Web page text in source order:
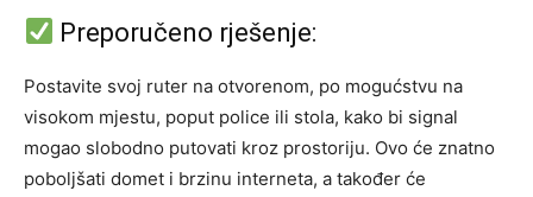
Preporučeno rješenje:
Postavite svoj ruter na otvorenom, po mogućstvu na
visokom mjestu, poput police ili stola, kako bi signal
mogao slobodno putovati kroz prostoriju. Ovo će znatno
poboljšati domet i brzinu interneta, a također će